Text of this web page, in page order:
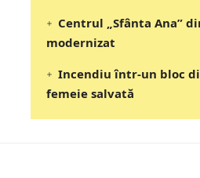
Centrul „Sfânta Ana”
modernizat
Incendiu într-un bloc
femeie salvată